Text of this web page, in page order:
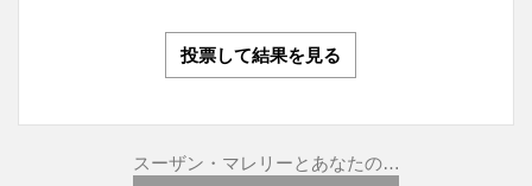
投票して結果を見る
スーザン・マレリーとあなたの…